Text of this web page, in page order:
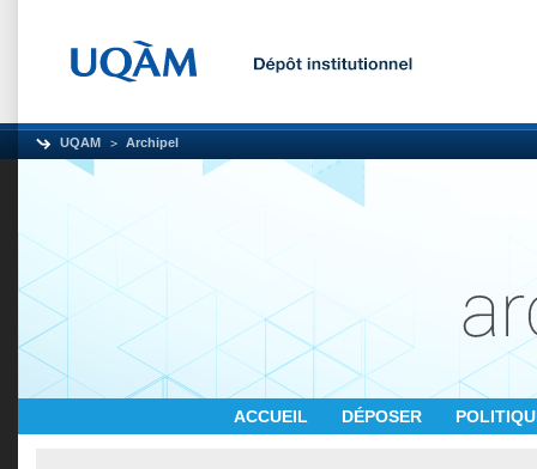
UQAM Archipel
ACCUEIL DÉPOSER